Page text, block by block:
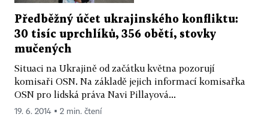
Předběžný účet ukrajinského konfliktu:
30 tisíc uprchlíků, 356 obětí, stovky
mučených
Situaci na Ukrajině od začátku května pozorují
komisaři OSN. Na základě jejich informací komisařka
OSN pro lidská práva Navi Pillayová...
19. 6. 2014 ▪ 2 min. čtení